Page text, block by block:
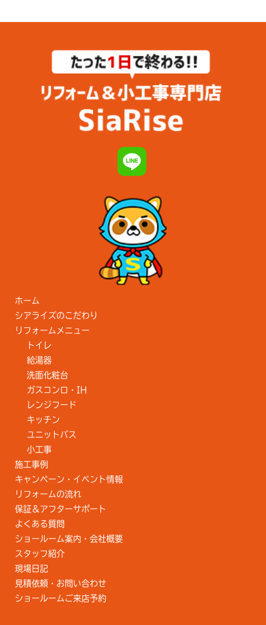
ホーム
シアライズのこだわり
リフォームメニュー
トイレ
給湯器
洗面化粧台
ガスコンロ・IH
レンジフード
キッチン
ユニットバス
小工事
施工事例
キャンペーン・イベント情報
リフォームの流れ
保証＆アフターサポート
よくある質問
ショールーム案内・会社概要
スタッフ紹介
現場日記
見積依頼・お問い合わせ
ショールームご来店予約